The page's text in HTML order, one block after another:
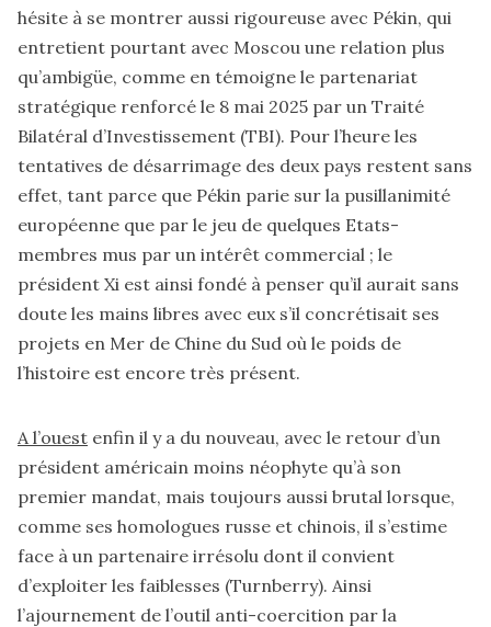
hésite à se montrer aussi rigoureuse avec Pékin, qui
entretient pourtant avec Moscou une relation plus
qu’ambigüe, comme en témoigne le partenariat
stratégique renforcé le 8 mai 2025 par un Traité
Bilatéral d’Investissement (TBI). Pour l’heure les
tentatives de désarrimage des deux pays restent sans
effet, tant parce que Pékin parie sur la pusillanimité
européenne que par le jeu de quelques Etats-
membres mus par un intérêt commercial ; le
président Xi est ainsi fondé à penser qu’il aurait sans
doute les mains libres avec eux s’il concrétisait ses
projets en Mer de Chine du Sud où le poids de
l’histoire est encore très présent.
A l’ouest enfin il y a du nouveau, avec le retour d’un
président américain moins néophyte qu’à son
premier mandat, mais toujours aussi brutal lorsque,
comme ses homologues russe et chinois, il s’estime
face à un partenaire irrésolu dont il convient
d’exploiter les faiblesses (Turnberry). Ainsi
l’ajournement de l’outil anti-coercition par la